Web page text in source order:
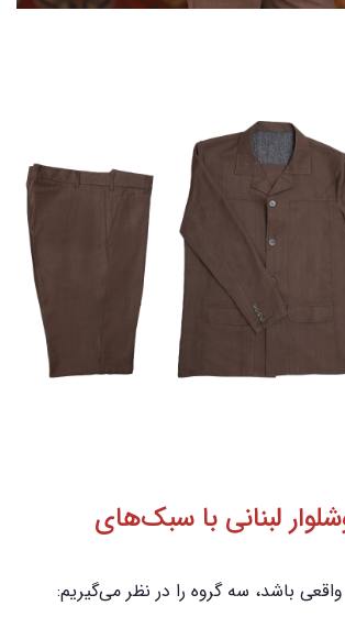
لبنانی با سبک‌های
باشد، سه گروه را در نظر می‌گیریم: